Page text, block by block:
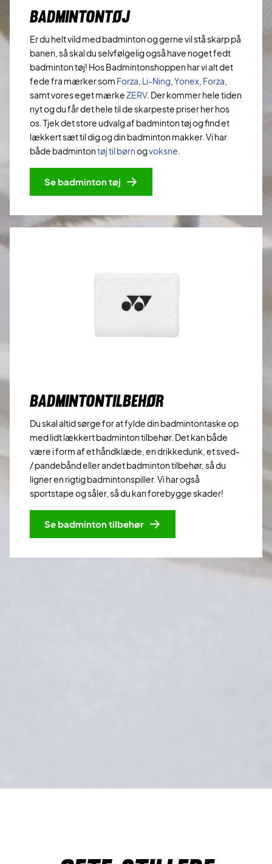
BADMINTONTØJ
Er du helt vild med badminton og gerne vil stå skarp på
banen, så skal du selvfølgelig også have noget fedt
badminton tøj! Hos Badmintonshoppen har vi alt det
fede fra mærker som Forza Li-Ning ,Yonex Forza
samt vores eget mærkeZERV. Der kommer hele tiden
nyt og du får det hele til de skarpeste priser her hos
os. Tjek det store udvalg af badminton tøj og find et
lækkert sæt til dig og din badminton makker. Vi har
både badmintontøj til børnogvoksne
Se badminton tøj
BADMINTONTILBEHØR
Du skal altid sørge for at fylde din badmintontaske op
med lidt lækkert badminton tilbehør. Det kan både
være i form af et håndklæde, en drikkedunk, et sved-
/ pandebånd eller andet badminton tilbehør, så du
ligner en rigtig badmintonspiller. Vi har også
sportstape og såler, så du kan forebygge skader!
Se badminton tilbehør